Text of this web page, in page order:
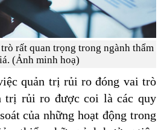
rất quan trọng trong ngành thẩm
(Ảnh minh hoạ)
quản trị rủi ro đóng vai trò
trị rủi ro được coi là các quy
của những hoạt động trong